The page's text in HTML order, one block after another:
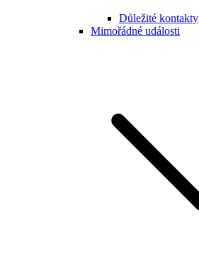
Důležité kontakty
Mimořádné události